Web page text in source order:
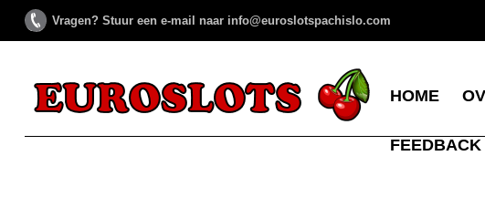
Vragen? Stuur een e-mail naar info@euroslotspachislo.com
HOME